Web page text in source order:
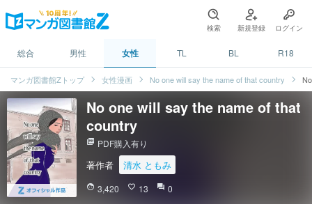
検索 新規登録 ログイン
総合 男性 女性 TL BL R18
マンガ図書館Zトップ 女性漫画 No one will say the name of that country
No one will say the name of that
country
picture_as_pdf PDF購入有り
著作者 清水 ともみ
face 3,420 favorite_border 13 question_answer 0